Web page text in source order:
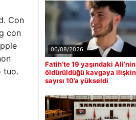
Con
con
tuo.
06/08/2026
Fatih’te 19 yaşındaki
öldürüldüğü kavgaya ilişkin
sayısı 10’a yükseldi